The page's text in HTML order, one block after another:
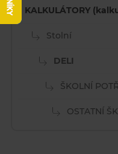
KALKULÁTORY
Stolní
DELI
ŠKOLNÍ
OSTATNÍ